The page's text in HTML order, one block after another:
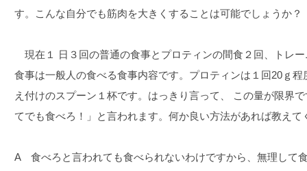
す。こんな自分でも筋肉を大きくすることは可能でしょうか？
現在１ 日３回の普通の食事とプロティンの間食２回、トレ
食事は一般人の食べる食事内容です。プロティンは１回20ｇ
え付けのスプーン１杯です。はっきり言って、 この量が限界
てでも食べろ！」と言われます。何か良い方法があれば教えて
A 食べろと言われても食べられないわけですから、無理して